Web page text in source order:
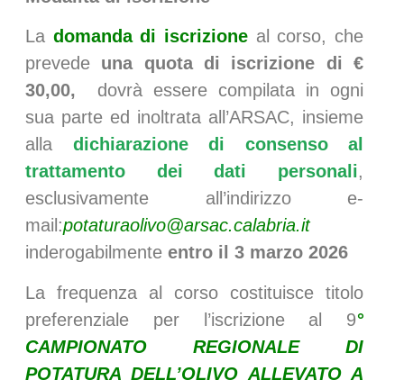
La domanda di iscrizione al corso, che
prevede una quota di iscrizione di €
30,00, dovrà essere compilata in ogni
sua parte ed inoltrata all’ARSAC, insieme
alla dichiarazione di consenso al
trattamento dei dati personali,
esclusivamente all’indirizzo e-
mail:potaturaolivo@arsac.calabria.it
inderogabilmente entro il 3 marzo 2026
La frequenza al corso costituisce titolo
preferenziale per l’iscrizione al 9°
CAMPIONATO REGIONALE DI
POTATURA DELL’OLIVO ALLEVATO A